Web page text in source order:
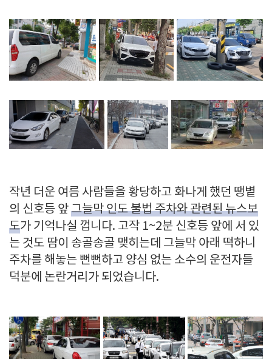
작년 더운 여름 사람들을 황당하고 화나게 했던 땡볕
의 신호등 앞그늘막 인도 불법 주차와 관련된 뉴스보
도가 기억나실 껍니다. 고작 1~2분 신호등 앞에 서 있
는 것도 땀이 송골송골 맺히는데 그늘막 아래 떡하니
주차를 해놓는 뻔뻔하고 양심 없는 소수의 운전자들
덕분에 논란거리가 되었습니다.